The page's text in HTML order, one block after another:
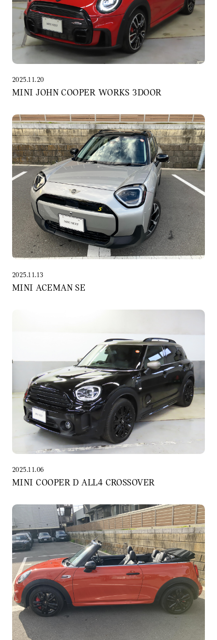
2025.11.20
MINI JOHN COOPER WORKS 3DOOR
2025.11.13
MINI ACEMAN SE
2025.11.06
MINI COOPER D ALL4 CROSSOVER